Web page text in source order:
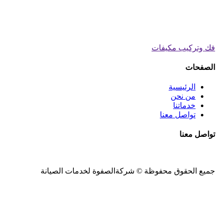
فك وتركيب مكيفات
الصفحات
الرئيسية
من نحن
خدماتنا
تواصل معنا
تواصل معنا
جميع الحقوق محفوظة © شركةالصفوة لخدمات الصيانة